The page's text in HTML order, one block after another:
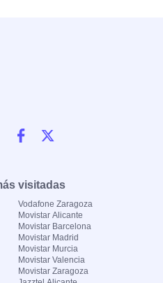
visitadas
Vodafone Zaragoza
Movistar Alicante
Movistar Barcelona
Movistar Madrid
Movistar Murcia
Movistar Valencia
Movistar Zaragoza